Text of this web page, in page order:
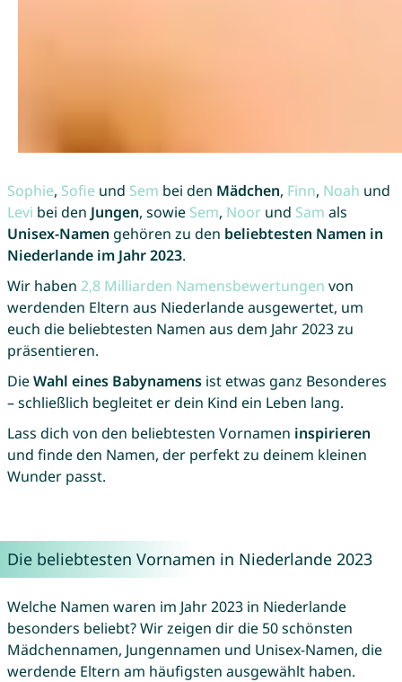
Sophie, Sofie und Sem bei den Mädchen, Finn, Noah und
Levi bei den Jungen, sowie Sem, Noorund Sam als
Unisex-Namen gehören zu den beliebtesten Namen in
Niederlande im Jahr 2023.
Wir haben 2,8 Milliarden Namensbewertungen von
werdenden Eltern aus Niederlande ausgewertet, um
euch die beliebtesten Namen aus dem Jahr 2023 zu
präsentieren.
DieWahl eines Babynamensist etwas ganz Besonderes
– schließlich begleitet er dein Kind ein Leben lang.
Lass dich von den beliebtesten Vornamen inspirieren
und finde den Namen, der perfekt zu deinem kleinen
Wunder passt.
Die beliebtesten Vornamen in Niederlande 2023
Welche Namen waren im Jahr 2023 in Niederlande
besonders beliebt? Wir zeigen dir die 50 schönsten
Mädchennamen, Jungennamen und Unisex-Namen, die
werdende Eltern am häufigsten ausgewählt haben.